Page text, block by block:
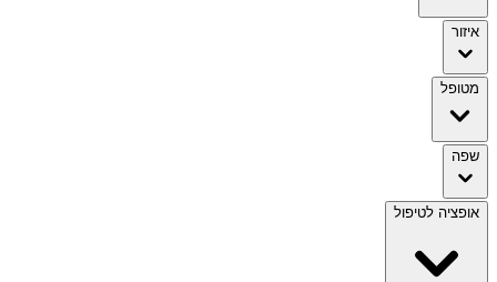
איזור
מטופל
שפה
אופציה לטיפול